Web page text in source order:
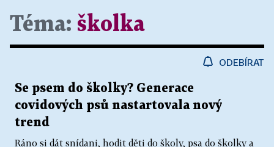
Téma: školka
ODEBÍRAT
Se psem do školky? Generace
covidových psů nastartovala nový
trend
Ráno si dát snídani, hodit děti do školy, psa do školky a